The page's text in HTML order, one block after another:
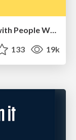
133 19k